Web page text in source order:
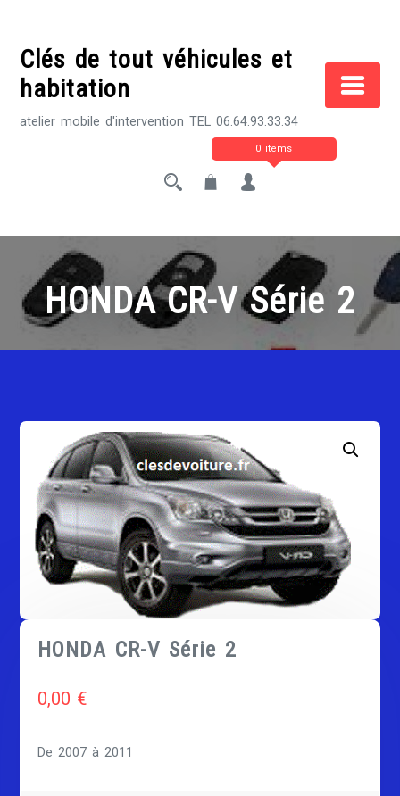
contentClés de tout véhicules et
habitation
atelier mobile d'intervention TEL 06.64.93.33.34
0 items
HONDA CR-V Série 2
HONDA CR-V Série 2
0,00 €
De 2007 à 2011